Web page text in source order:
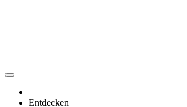
Entdecken